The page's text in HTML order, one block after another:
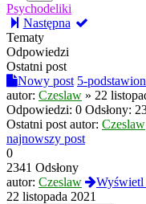
Psychodeliki
Następna
Tematy
Odpowiedzi
Ostatni post
Nowy post 5-
autor: Czeslaw » 22
Odpowiedzi: 0 Odsłony:
Ostatni post autor: Czeslaw
najnowszy post
0
2341 Odsłony
autor: Czeslaw
Wyświetl
22 listopada 2021